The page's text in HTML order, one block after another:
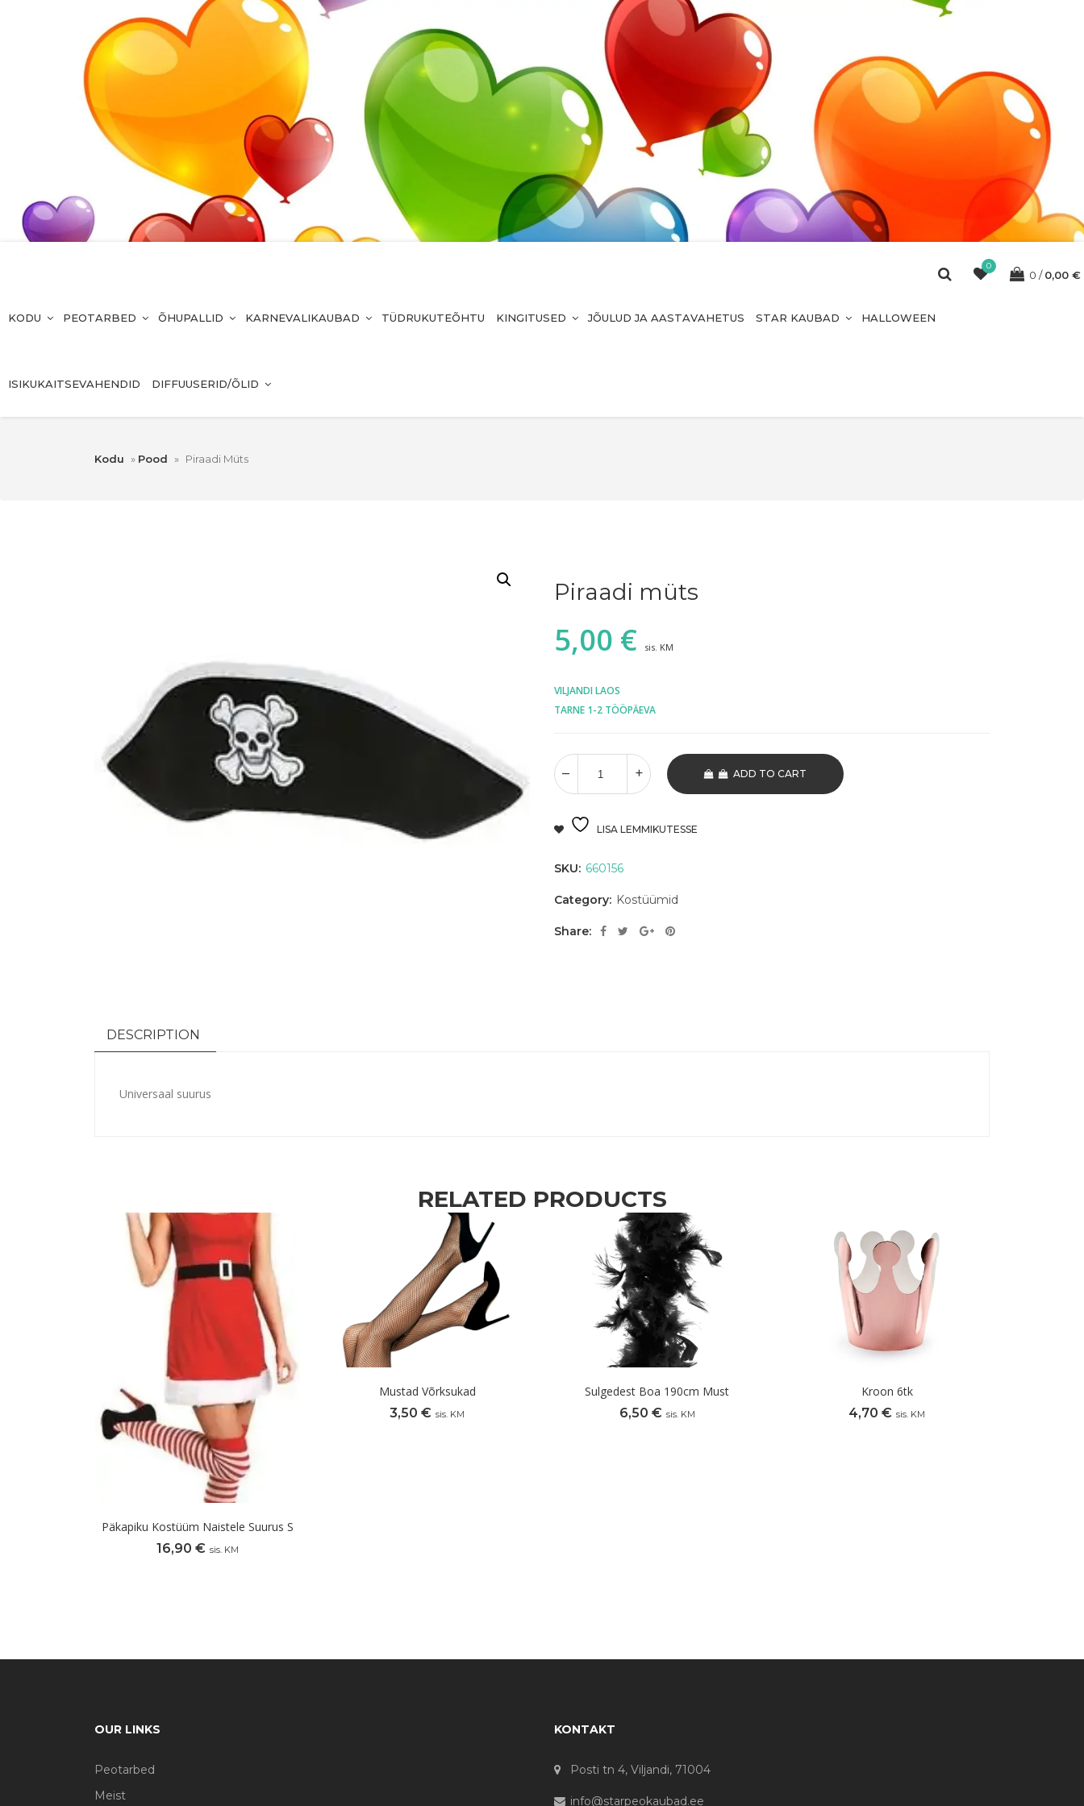
0
0 0,00 €
KODU PEOTARBED ÕHUPALLID KARNEVALIKAUBAD TÜDRUKUTEÕHTU KINGITUSED JÕULUD JA AASTAVAHETUS STAR KAUBAD HALLOWEEN
ISIKUKAITSEVAHENDID DIFFUUSERID/ÕLID
Kodu » Pood » Piraadi Müts
Piraadi müts
5,00 € sis. KM
VILJANDI LAOS
TARNE 1-2 TÖÖPÄEVA
ADD TO CART
LISA LEMMIKUTESSE
SKU: 660156
Category: Kostüümid
Share:
DESCRIPTION
Universaal suurus
RELATED PRODUCTS
Päkapiku Kostüüm Naistele Suurus S
16,90 € sis. KM
Mustad Võrksukad
3,50 € sis. KM
Sulgedest Boa 190cm Must
6,50 € sis. KM
Kroon 6tk
4,70 € sis. KM
OUR LINKS
Peotarbed
Meist
KONTAKT
Posti tn 4, Viljandi, 71004
info@starpeokaubad.ee